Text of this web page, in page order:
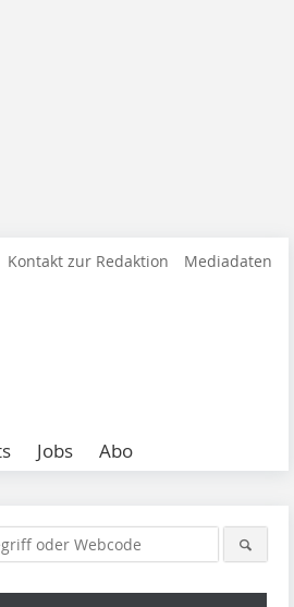
Kontakt zur Redaktion Mediadaten
Jobs Abo